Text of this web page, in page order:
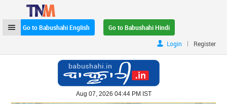
Go to Babushahi English
Go to Babushahi Hindi
Login
| Register
Aug 07, 2026 04:44 PM IST